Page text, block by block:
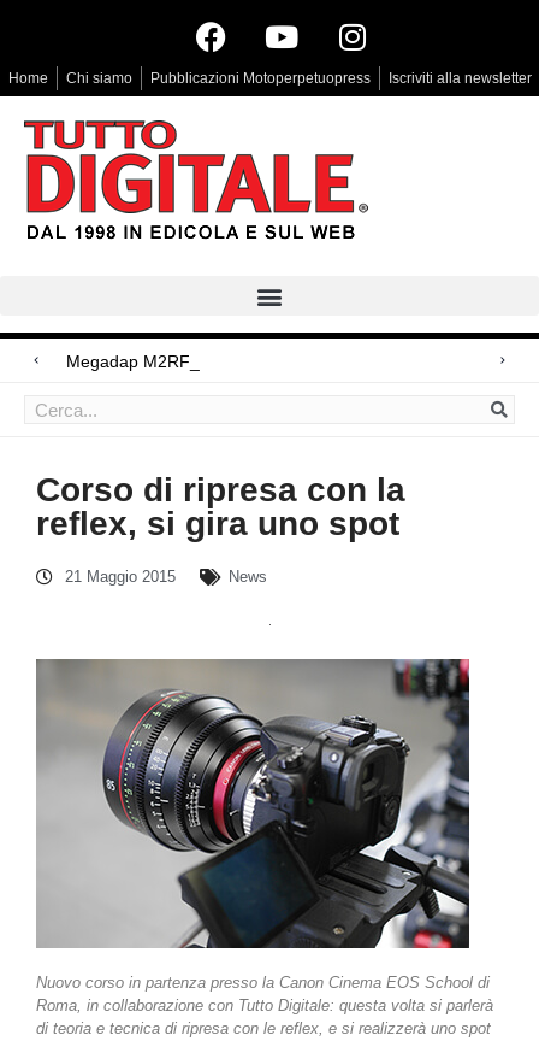
Home Chi siamo Pubblicazioni Motoperpetuopress Iscriviti alla newsletter
Megadap M2RF, il primo adattatore
Arri Rental, evoluzioni in arrivo
Corso di ripresa con la
reflex, si gira uno spot
21 Maggio 2015 News
Nuovo corso in partenza presso la Canon Cinema EOS School di
Roma, in collaborazione con Tutto Digitale: questa volta si parlerà
di teoria e tecnica di ripresa con le reflex, e si realizzerà uno spot